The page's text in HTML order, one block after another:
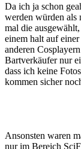
Da ich ja schon
werden würden als
mal die
einem halt auf
anderen
Bartverkäufer nur
dass ich keine
kommen sicher
Ansonsten waren
nur im Bereich